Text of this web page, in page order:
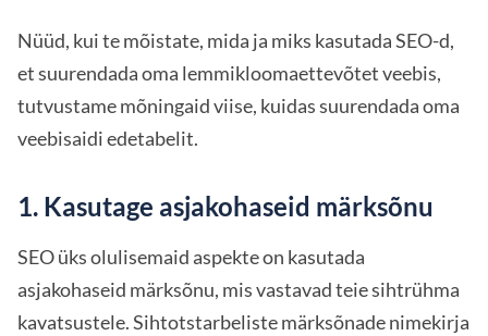
Nüüd, kui te mõistate, mida ja miks kasutada SEO-d,
et suurendada oma lemmikloomaettevõtet veebis,
tutvustame mõningaid viise, kuidas suurendada oma
veebisaidi edetabelit.
1. Kasutage asjakohaseid märksõnu
SEO üks olulisemaid aspekte on kasutada
asjakohaseid märksõnu, mis vastavad teie sihtrühma
kavatsustele. Sihtotstarbeliste märksõnade nimekirja